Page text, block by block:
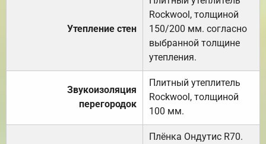
Утепление стен
Rockwool, толщиной
150/200 мм. согласно
выбранной толщине
утепления.
Звукоизоляция
перегородок
Плитный утеплитель
Rockwool, толщиной
100 мм.
Плёнка Ондутис R70.